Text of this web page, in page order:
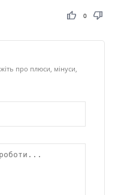
thumb_up thumb_down
0
про плюси, мінуси,